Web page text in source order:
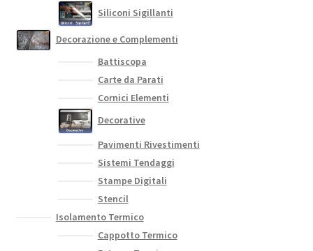
Siliconi Sigillanti
Decorazione e Complementi
Battiscopa
Carte da Parati
Cornici Elementi
Decorative
Pavimenti Rivestimenti
Sistemi Tendaggi
Stampe Digitali
Stencil
Isolamento Termico
Cappotto Termico